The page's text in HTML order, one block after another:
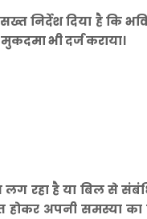
निर्देश दिया है कि
भी दर्ज कराया।
रहा है या बिल से
होकर अपनी समस्या